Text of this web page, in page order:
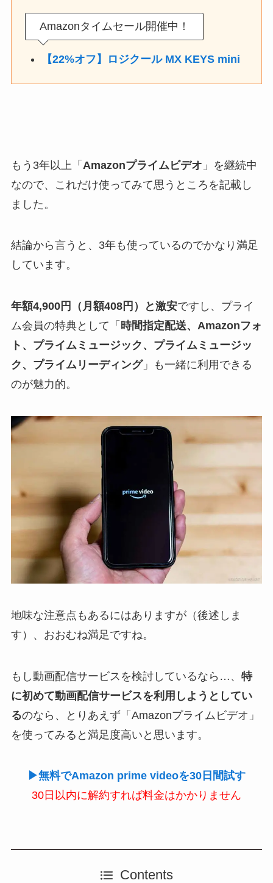
Amazonタイムセール開催中！
【22%オフ】ロジクール MX KEYS mini
もう3年以上「 Amazonプライムビデオ 」を継続中
なので、これだけ使ってみて思うところを記載し
ました。
結論から言うと、3年も使っているのでかなり満足
しています。
年額4,900円（月額408円）と激安ですし、プライ
ム会員の特典として「 時間指定配送、Amazonフォ
ト、プライムミュージック、プライムミュージッ
ク、プライムリーディング」も一緒に利用できる
のが魅力的。
地味な注意点もあるにはありますが（後述しま
す）、おおむね満足ですね。
もし動画配信サービスを検討しているなら…、 特
に初めて動画配信サービスを利用しようとしてい
るのなら、とりあえず「Amazonプライムビデオ」
を使ってみると満足度高いと思います。
▶無料でAmazon prime videoを30日間試す
30日以内に解約すれば料金はかかりません
Contents